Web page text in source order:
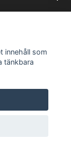
innehåll som
tänkbara